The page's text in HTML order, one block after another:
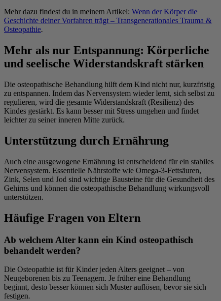
Mehr dazu findest du in meinem Artikel: Wenn der Körper die
Geschichte deiner Vorfahren trägt – Transgenerationales Trauma &
Osteopathie.
Mehr als nur Entspannung: Körperliche
und seelische Widerstandskraft stärken
Die osteopathische Behandlung hilft dem Kind nicht nur, kurzfristig
zu entspannen. Indem das Nervensystem wieder lernt, sich selbst zu
regulieren, wird die gesamte Widerstandskraft (Resilienz) des
Kindes gestärkt. Es kann besser mit Stress umgehen und findet
leichter zu seiner inneren Mitte zurück.
Unterstützung durch Ernährung
Auch eine ausgewogene Ernährung ist entscheidend für ein stabiles
Nervensystem. Essentielle Nährstoffe wie Omega-3-Fettsäuren,
Zink, Selen und Jod sind wichtige Bausteine für die Gesundheit des
Gehirns und können die osteopathische Behandlung wirkungsvoll
unterstützen.
Häufige Fragen von Eltern
Ab welchem Alter kann ein Kind osteopathisch
behandelt werden?
Die Osteopathie ist für Kinder jeden Alters geeignet – von
Neugeborenen bis zu Teenagern. Je früher eine Behandlung
beginnt, desto besser können sich Muster auflösen, bevor sie sich
festigen.